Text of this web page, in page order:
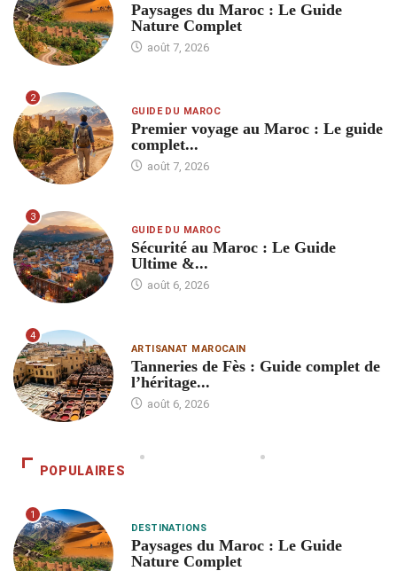
Paysages du Maroc : Le Guide
Nature Complet
août 7, 2026
2
GUIDE DU MAROC
Premier voyage au Maroc : Le guide
complet...
août 7, 2026
3
GUIDE DU MAROC
Sécurité au Maroc : Le Guide
Ultime &...
août 6, 2026
4
ARTISANAT MAROCAIN
Tanneries de Fès : Guide complet de
l’héritage...
août 6, 2026
POPULAIRES
1
DESTINATIONS
Paysages du Maroc : Le Guide
Nature Complet